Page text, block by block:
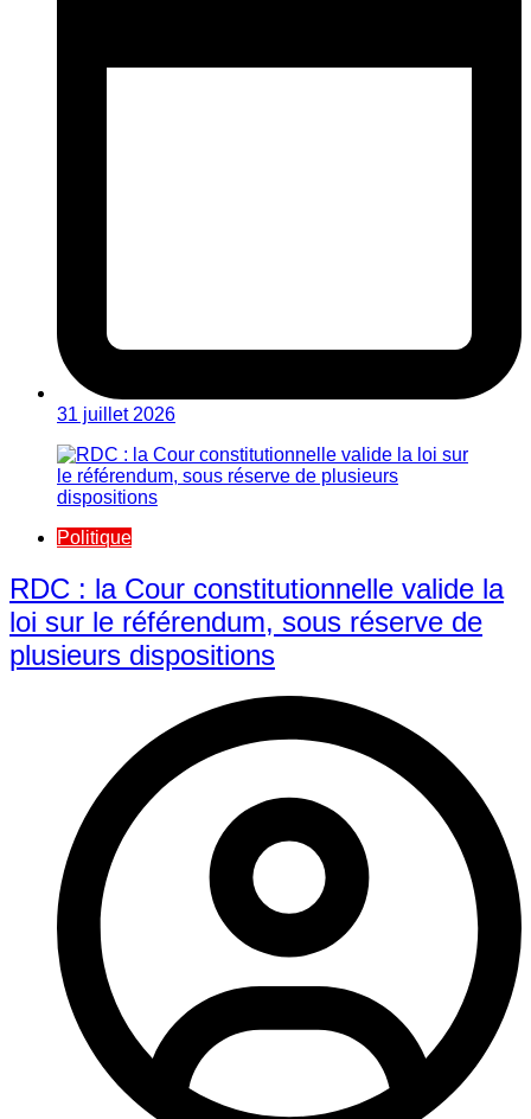
31 juillet 2026
Politique
RDC : la Cour constitutionnelle valide la
loi sur le référendum, sous réserve de
plusieurs dispositions